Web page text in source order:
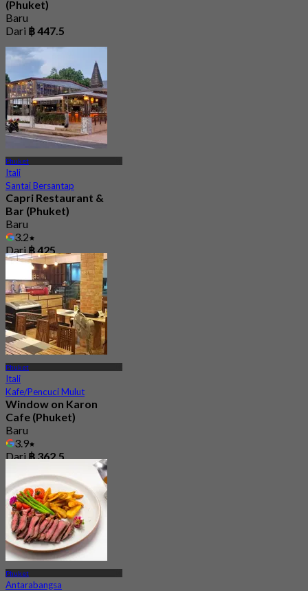
(Phuket)
Baru
Dari ฿ 447.5
Phuket
Itali
Santai Bersantap
Capri Restaurant &
Bar (Phuket)
Baru
3.2
Dari฿ 425
Phuket
Itali
Kafe/Pencuci Mulut
Window on Karon
Cafe (Phuket)
Baru
3.9
Dari฿ 362.5
Phuket
Antarabangsa